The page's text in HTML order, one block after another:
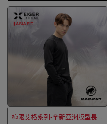
極限艾格系列-全新亞洲版型長袖